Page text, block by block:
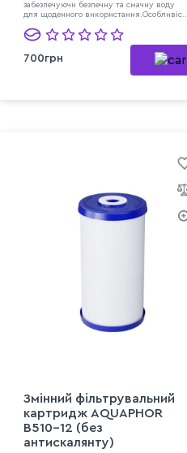
забезпечуючи безпечну та смачну воду
для щоденного використання.Особливіс..
700грн
Змінний фільтрувальний
картридж AQUAPHOR
B510-12 (без
антискалянту)